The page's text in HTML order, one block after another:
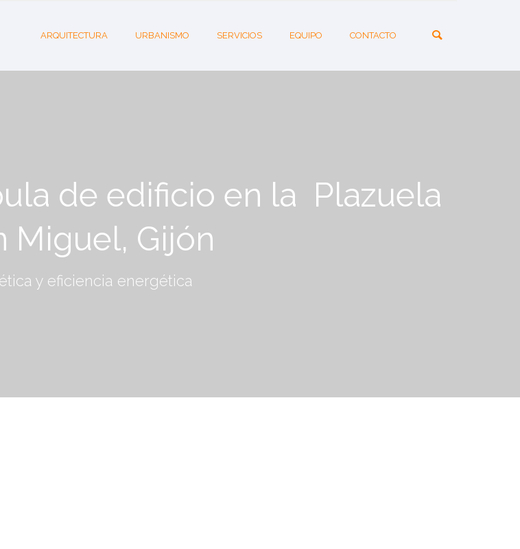
ARQUITECTURA URBANISMO SERVICIOS EQUIPO CONTACTO
de edificio en la Plazuela
Miguel, Gijón
y eficiencia energética